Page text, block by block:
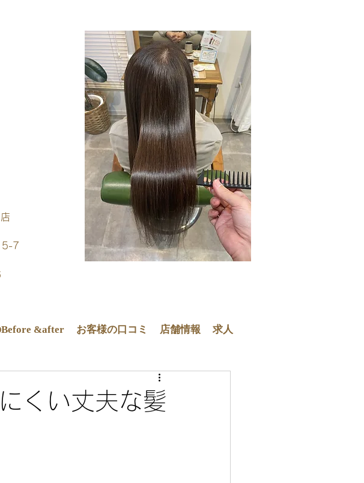
7
&after お客様の口コミ 店舗情報 求人
くい丈夫な髪